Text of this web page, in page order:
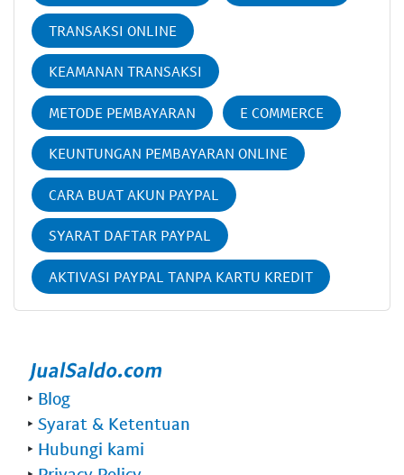
TRANSAKSI ONLINE
KEAMANAN TRANSAKSI
METODE PEMBAYARAN E COMMERCE
KEUNTUNGAN PEMBAYARAN ONLINE
CARA BUAT AKUN PAYPAL
SYARAT DAFTAR PAYPAL
AKTIVASI PAYPAL TANPA KARTU KREDIT
‣ Blog
‣ Syarat & Ketentuan
‣ Hubungi kami